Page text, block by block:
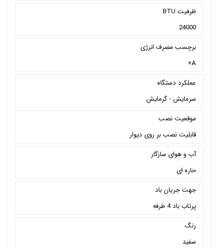
ظرفیت BTU
24000
برچسب مصرف انرژی
A+
عملکرد دستگاه
سرمايش - گرمايش
موقعیت نصب
قابلیت نصب بر روی دیوار
آب و هوای سازگار
حاره ای
جهت جریان باد
پرتاب باد 4 طرفه
رنگ
سفید